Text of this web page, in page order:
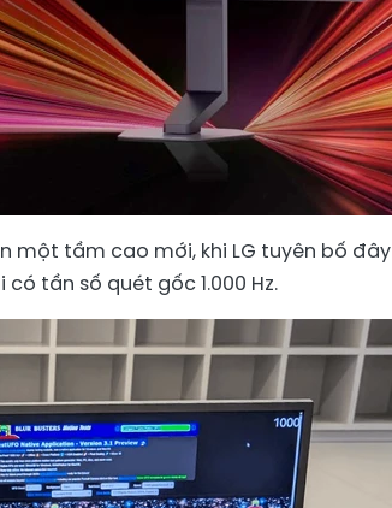
một tầm cao mới, khi LG tuyên bố
tần số quét gốc 1.000 Hz.